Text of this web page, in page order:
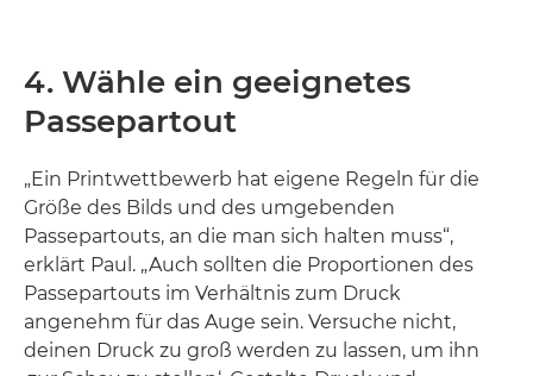
4. Wähle ein geeignetes
Passepartout
„Ein Printwettbewerb hat eigene Regeln für die
Größe des Bilds und des umgebenden
Passepartouts, an die man sich halten muss“,
erklärt Paul. „Auch sollten die Proportionen des
Passepartouts im Verhältnis zum Druck
angenehm für das Auge sein. Versuche nicht,
deinen Druck zu groß werden zu lassen, um ihn